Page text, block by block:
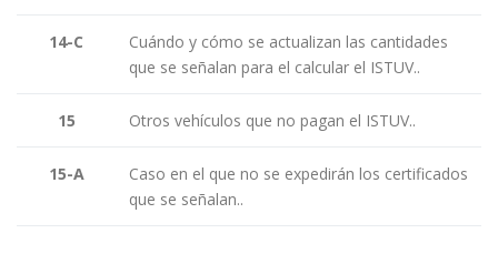
14-C
Cuándo y cómo se actualizan las cantidades
que se señalan para el calcular el ISTUV..
15 Otros vehículos que no pagan el ISTUV..
15-A
Caso en el que no se expedirán los certificados
que se señalan..